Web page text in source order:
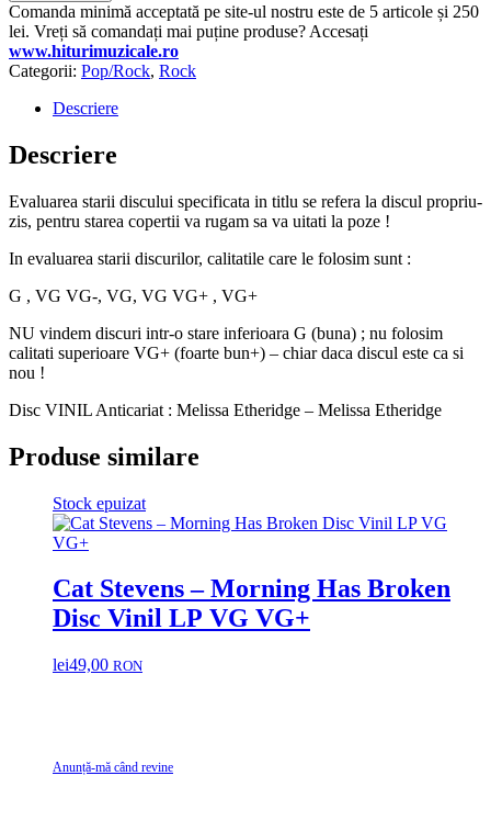
Comanda minimă acceptată pe site-ul nostru este de 5 articole și 250
lei. Vreți să comandați mai puține produse? Accesați
www.hiturimuzicale.ro
Categorii: Pop/Rock, Rock
Descriere
Descriere
Evaluarea starii discului specificata in titlu se refera la discul propriu-
zis, pentru starea copertii va rugam sa va uitati la poze !
In evaluarea starii discurilor, calitatile care le folosim sunt :
G , VG VG-, VG, VG VG+ , VG+
NU vindem discuri intr-o stare inferioara G (buna) ; nu folosim
calitati superioare VG+ (foarte bun+) – chiar daca discul este ca si
nou !
Disc VINIL Anticariat : Melissa Etheridge – Melissa Etheridge
Produse similare
Stock epuizat
Cat Stevens – Morning Has Broken
Disc Vinil LP VG VG+
lei49,00 RON
Anunță-mă când revine